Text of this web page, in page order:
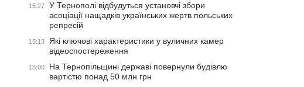
15:27
У Тернополі відбудуться установчі збори
асоціації нащадків українських жертв польських
репресій
15:13
Які ключові характеристики у вуличних камер
відеоспостереження
15:00
На Тернопільщині державі повернули будівлю
вартістю понад 50 млн грн